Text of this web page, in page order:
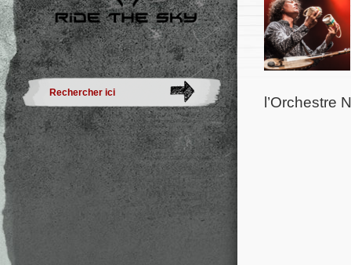
l’Orchestre